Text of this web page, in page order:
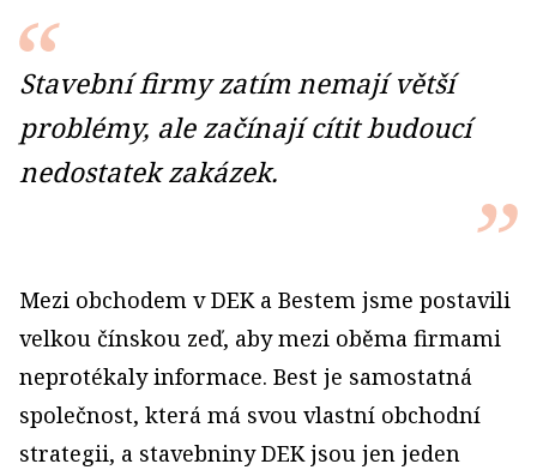
Stavební firmy zatím nemají větší
problémy, ale začínají cítit budoucí
nedostatek zakázek.
Mezi obchodem v DEK a Bestem jsme postavili
velkou čínskou zeď, aby mezi oběma firmami
neprotékaly informace. Best je samostatná
společnost, která má svou vlastní obchodní
strategii, a stavebniny DEK jsou jen jeden